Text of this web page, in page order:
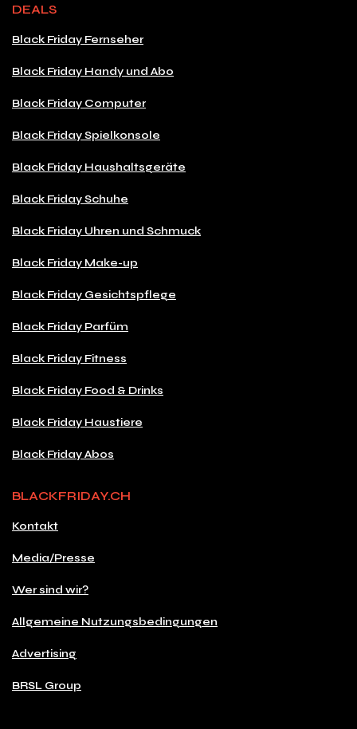
DEALS
Black Friday Fernseher
Black Friday Handy und Abo
Black Friday Computer
Black Friday Spielkonsole
Black Friday Haushaltsgeräte
Black Friday Schuhe
Black Friday Uhren und Schmuck
Black Friday Make-up
Black Friday Gesichtspflege
Black Friday Parfüm
Black Friday Fitness
Black Friday Food & Drinks
Black Friday Haustiere
Black Friday Abos
BLACKFRIDAY.CH
Kontakt
Media/Presse
Wer sind wir?
Allgemeine Nutzungsbedingungen
Advertising
BRSL Group